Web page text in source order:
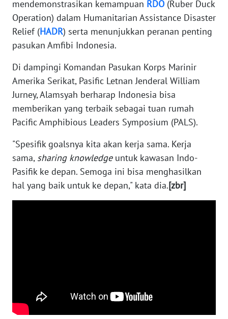
mendemonstrasikan kemampuan RDO (Ruber Duck
Operation) dalam Humanitarian Assistance Disaster
Relief (HADR) serta menunjukkan peranan penting
pasukan Amfibi Indonesia.
Di dampingi Komandan Pasukan Korps Marinir
Amerika Serikat, Pasific Letnan Jenderal William
Jurney, Alamsyah berharap Indonesia bisa
memberikan yang terbaik sebagai tuan rumah
Pacific Amphibious Leaders Symposium (PALS).
"Spesifik goalsnya kita akan kerja sama. Kerja
sama, sharing knowledgeuntuk kawasan Indo-
Pasifik ke depan. Semoga ini bisa menghasilkan
hal yang baik untuk ke depan," kata dia.[zbr]
WN
KALTARA
KALSEL
WN
KALTIM
SULSEL
WN
GORONTALO
MALUT